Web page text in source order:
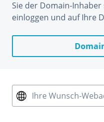
Sie der Domain-
einloggen und auf Ihre
Ihre Wunsch-